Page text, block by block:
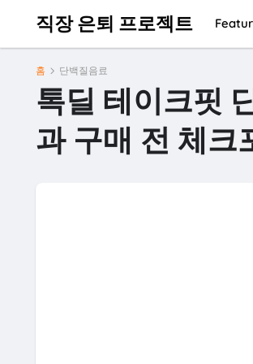
직장 은퇴 프로젝트
홈 단백질음료
톡딜 테이크핏
과 구매 전 체크